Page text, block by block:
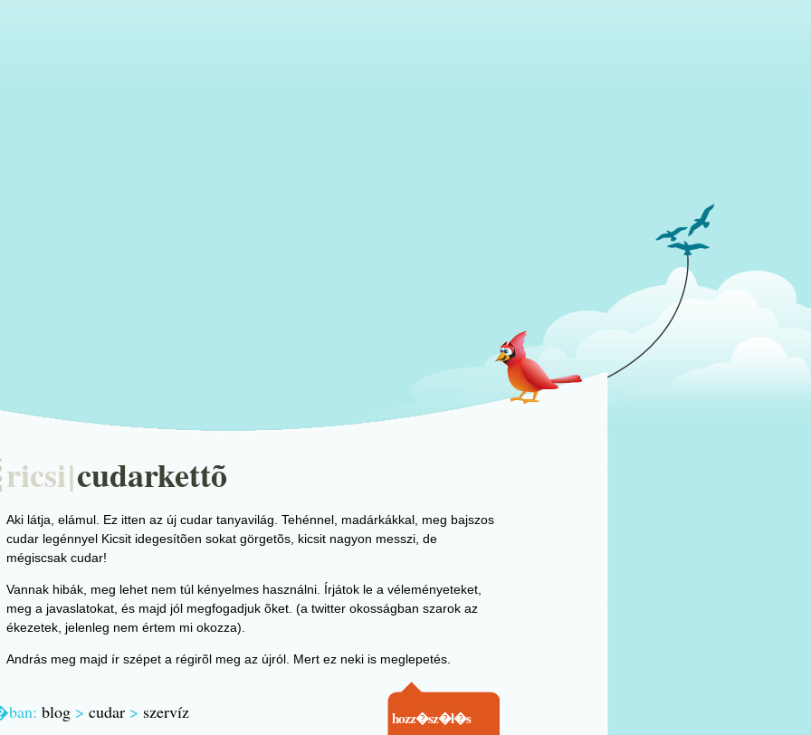
ricsi|cudarkettõ
Aki látja, elámul. Ez itten az új cudar tanyavilág. Tehénnel, madárkákkal, meg bajszos
cudar legénnyel Kicsit idegesítõen sokat görgetõs, kicsit nagyon messzi, de
mégiscsak cudar!
Vannak hibák, meg lehet nem túl kényelmes használni. Írjátok le a véleményeteket,
meg a javaslatokat, és majd jól megfogadjuk õket. (a twitter okosságban szarok az
ékezetek, jelenleg nem értem mi okozza).
András meg majd ír szépet a régirõl meg az újról. Mert ez neki is meglepetés.
blog > cudar > szervíz
hozz�sz�l�s